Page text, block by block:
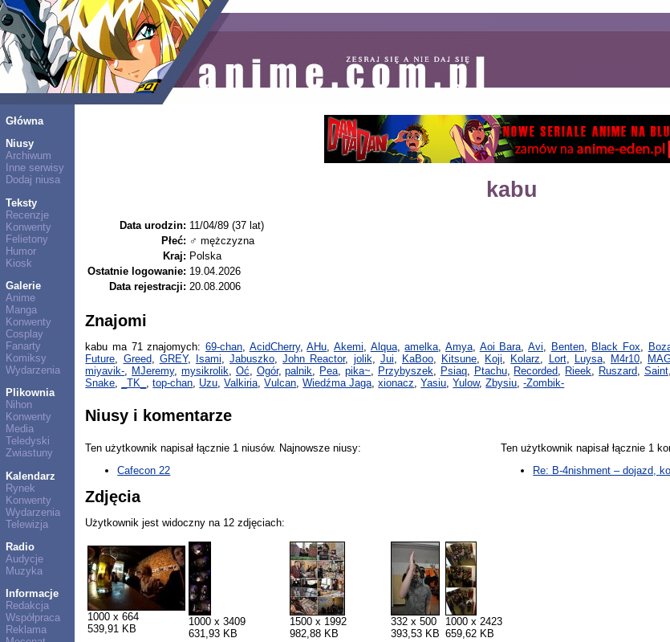
Główna
Niusy
Archiwum
Inne serwisy
Dodaj niusa
Teksty
Recenzje
Konwenty
Felietony
Humor
Kiosk
Galerie
Anime
Manga
Konwenty
Cosplay
Fanarty
Komiksy
Wydarzenia
Plikownia
Nihon
Konwenty
Media
Teledyski
Zwiastuny
Kalendarz
Rynek
Konwenty
Wydarzenia
Telewizja
Radio
Audycje
Muzyka
Informacje
Redakcja
Współpraca
Reklama
kabu
Data urodzin: 11/04/89 (37 lat)
Płeć: ♂ mężczyzna
Kraj: Polska
Ostatnie logowanie: 19.04.2026
Data rejestracji: 20.08.2006
Znajomi
kabu ma 71 znajomych: 69-chan, AcidCherry,AHu,Akemi, Alqua,amelka,Amya, Aoi Bara,Avi, Benten, Black Fox,
Future, Greed, GREY, Isami,Jabuszko,John Reactor, jolik, Jui, KaBoo, Kitsune, Koji, Kolarz, Lort, Luysa, M4r10,
miyavik-, MJeremy, mysikrolik, Oć, Ogór,palnik, Pea,pika~, Przybyszek, Psiaq, Ptachu, Recorded, Rieek, Ruszard, Saint,
Snake, _TK_ ,top-chan, Uzu,Valkiria,Vulcan,Wiedźma Jaga,xionacz,Yasiu,Yulow,Zbysiu,-Zombik-
Niusy i komentarze
Ten użytkownik napisał łącznie 1 niusów. Najnowsze niusy:
Cafecon 22
Ten użytkownik napisał łącznie 1
Re: B-4nishment – dojazd,
Zdjęcia
Użytkownik jest widoczny na 12 zdjęciach:
1000 x 664
539,91 KB
1000 x 3409
631,93 KB
1500 x 1992
982,88 KB
332 x 500
393,53 KB
1000 x 2423
659,62 KB